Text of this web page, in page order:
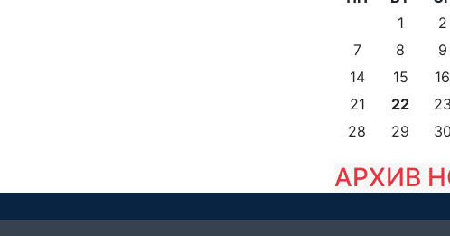
1
2
7
8 9
14
15 16
21
22 23
28
29 30
АРХИВ